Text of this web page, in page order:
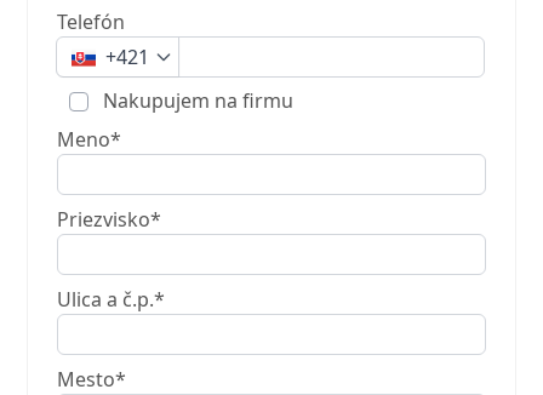
Telefón
+421
Nakupujem na firmu
Meno*
Priezvisko*
Ulica a č.p.*
Mesto*